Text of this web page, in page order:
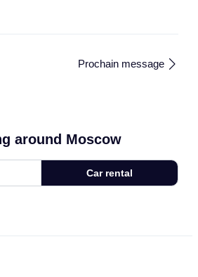
Prochain message
around Moscow
Car rental